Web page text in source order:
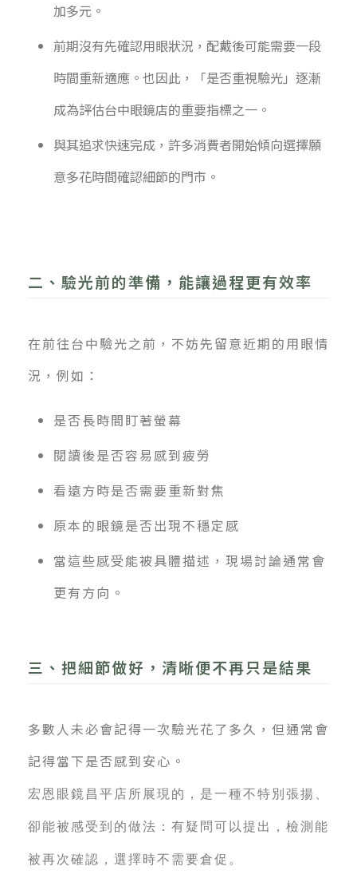
加多元。
前期沒有先確認用眼狀況，配戴後可能需要一段
時間重新適應。也因此，「是否重視驗光」逐漸
成為評估台中眼鏡店的重要指標之一。
與其追求快速完成，許多消費者開始傾向選擇願
意多花時間確認細節的門市。
二、驗光前的準備，能讓過程更有效率
在前往台中驗光之前，不妨先留意近期的用眼情
況，例如：
是否長時間盯著螢幕
閱讀後是否容易感到疲勞
看遠方時是否需要重新對焦
原本的眼鏡是否出現不穩定感
當這些感受能被具體描述，現場討論通常會
更有方向。
三、把細節做好，清晰便不再只是結果
多數人未必會記得一次驗光花了多久，但通常會
記得當下是否感到安心。
宏恩眼鏡昌平店所展現的，是一種不特別張揚、
卻能被感受到的做法：有疑問可以提出，檢測能
被再次確認，選擇時不需要倉促。